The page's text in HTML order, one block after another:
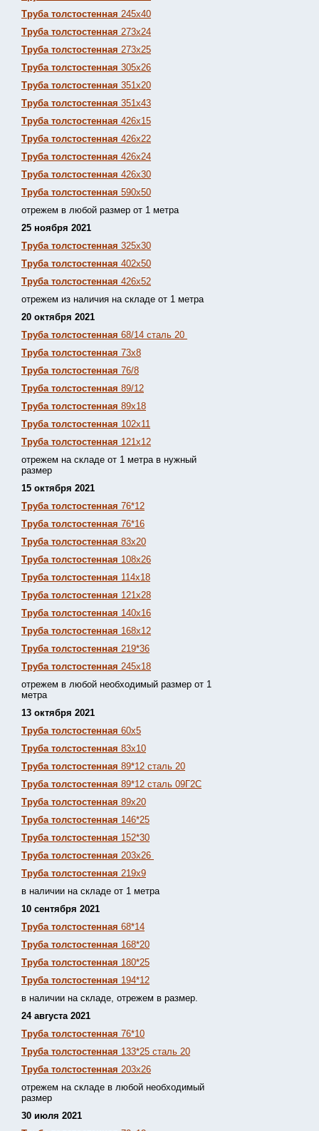
Труба толстостенная 245х40
Труба толстостенная 273х24
Труба толстостенная 273х25
Труба толстостенная 305х26
Труба толстостенная 351х20
Труба толстостенная 351х43
Труба толстостенная 426х15
Труба толстостенная 426х22
Труба толстостенная 426х24
Труба толстостенная 426х30
Труба толстостенная 590х50
отрежем в любой размер от 1 метра
25 ноября 2021
Труба толстостенная 325х30
Труба толстостенная 402х50
Труба толстостенная 426х52
отрежем из наличия на складе от 1 метра
20 октября 2021
Труба толстостенная 68/14 сталь 20
Труба толстостенная 73х8
Труба толстостенная 76/8
Труба толстостенная 89/12
Труба толстостенная 89х18
Труба толстостенная 102х11
Труба толстостенная 121х12
отрежем на складе от 1 метра в нужный
размер
15 октября 2021
Труба толстостенная 76*12
Труба толстостенная 76*16
Труба толстостенная 83х20
Труба толстостенная 108х26
Труба толстостенная 114х18
Труба толстостенная 121х28
Труба толстостенная 140х16
Труба толстостенная 168х12
Труба толстостенная 219*36
Труба толстостенная 245х18
отрежем в любой необходимый размер от 1
метра
13 октября 2021
Труба толстостенная 60х5
Труба толстостенная 83х10
Труба толстостенная 89*12 сталь 20
Труба толстостенная 89*12 сталь 09Г2С
Труба толстостенная 89х20
Труба толстостенная 146*25
Труба толстостенная 152*30
Труба толстостенная 203х26
Труба толстостенная 219х9
в наличии на складе от 1 метра
10 сентября 2021
Труба толстостенная 68*14
Труба толстостенная 168*20
Труба толстостенная 180*25
Труба толстостенная 194*12
в наличии на складе, отрежем в размер.
24 августа 2021
Труба толстостенная 76*10
Труба толстостенная 133*25 сталь 20
Труба толстостенная 203х26
отрежем на складе в любой необходимый
размер
30 июля 2021